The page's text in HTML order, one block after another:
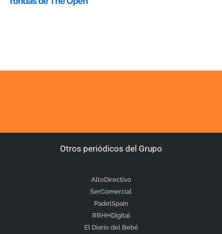
Otros periódicos del Grupo
AltoDirectivo
SerComercial
PadelSpain
RRHHDigital
El Diario del Bebé